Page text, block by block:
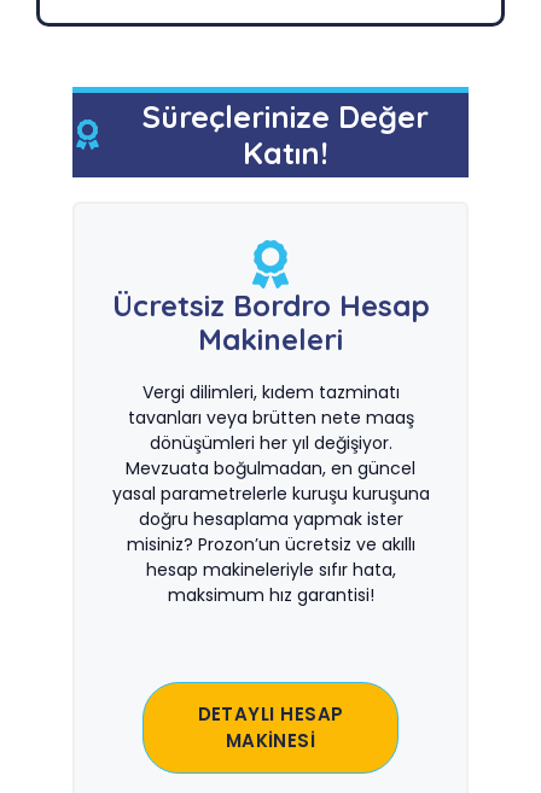
Süreçlerinize Değer
Katın!
Ücretsiz Bordro Hesap
Makineleri
Vergi dilimleri, kıdem tazminatı
tavanları veya brütten nete maaş
dönüşümleri her yıl değişiyor.
Mevzuata boğulmadan, en güncel
yasal parametrelerle kuruşu kuruşuna
doğru hesaplama yapmak ister
misiniz? Prozon’un ücretsiz ve akıllı
hesap makineleriyle sıfır hata,
maksimum hız garantisi!
DETAYLI HESAP
MAKİNESİ